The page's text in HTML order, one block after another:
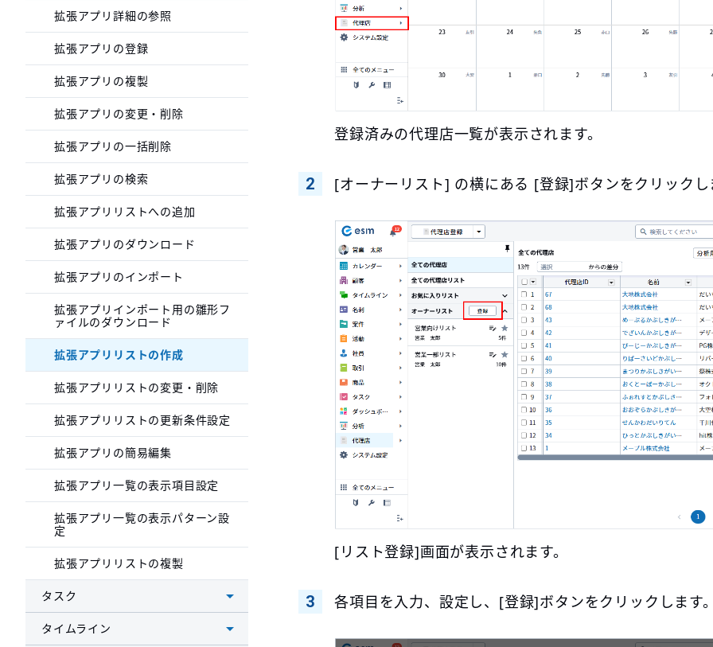
登録済みの代理店一覧が表示されます。
[オーナーリスト] の横にある [登録]ボタンをクリックし
[リスト登録]画面が表示されます。
各項目を入力、設定し、[登録]ボタンをクリックします
拡張アプリ詳細の参照
拡張アプリの登録
拡張アプリの複製
拡張アプリの変更・削除
拡張アプリの一括削除
拡張アプリの検索
拡張アプリリストへの追加
拡張アプリのダウンロード
拡張アプリのインポート
拡張アプリインポート用の雛形フ
ァイルのダウンロード
拡張アプリリストの作成
拡張アプリリストの変更・削除
拡張アプリリストの更新条件設定
拡張アプリの簡易編集
拡張アプリ一覧の表示項目設定
拡張アプリ一覧の表示パターン設
定
拡張アプリリストの複製
タスク
タイムライン